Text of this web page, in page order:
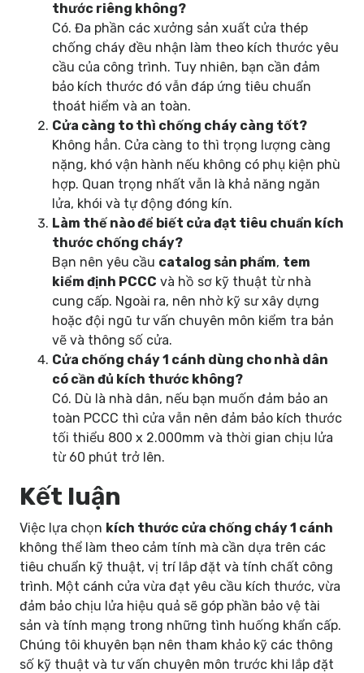
thước riêng không?
Có. Đa phần các xưởng sản xuất cửa thép
chống cháy đều nhận làm theo kích thước yêu
cầu của công trình. Tuy nhiên, bạn cần đảm
bảo kích thước đó vẫn đáp ứng tiêu chuẩn
thoát hiểm và an toàn.
Cửa càng to thì chống cháy càng tốt?
Không hẳn. Cửa càng to thì trọng lượng càng
nặng, khó vận hành nếu không có phụ kiện phù
hợp. Quan trọng nhất vẫn là khả năng ngăn
lửa, khói và tự động đóng kín.
Làm thế nào để biết cửa đạt tiêu chuẩn kích
thước chống cháy?
Bạn nên yêu cầu catalog sản phẩm, tem
kiểm định PCCC và hồ sơ kỹ thuật từ nhà
cung cấp. Ngoài ra, nên nhờ kỹ sư xây dựng
hoặc đội ngũ tư vấn chuyên môn kiểm tra bản
vẽ và thông số cửa.
Cửa chống cháy 1 cánh dùng cho nhà dân
có cần đủ kích thước không?
Có. Dù là nhà dân, nếu bạn muốn đảm bảo an
toàn PCCC thì cửa vẫn nên đảm bảo kích thước
tối thiểu 800 x 2.000mm và thời gian chịu lửa
từ 60 phút trở lên.
Kết luận
Việc lựa chọn kích thước cửa chống cháy 1 cánh
không thể làm theo cảm tính mà cần dựa trên các
tiêu chuẩn kỹ thuật, vị trí lắp đặt và tính chất công
trình. Một cánh cửa vừa đạt yêu cầu kích thước, vừa
đảm bảo chịu lửa hiệu quả sẽ góp phần bảo vệ tài
sản và tính mạng trong những tình huống khẩn cấp.
Chúng tôi khuyên bạn nên tham khảo kỹ các thông
số kỹ thuật và tư vấn chuyên môn trước khi lắp đặt